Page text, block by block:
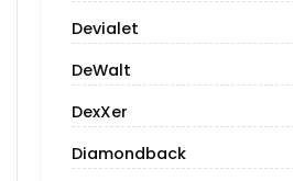
Devialet
DeWalt
DexXer
Diamondback